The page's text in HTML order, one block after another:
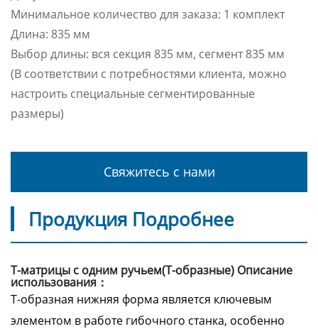
Минимальное количество для заказа: 1 комплект
Длина: 835 мм
Выбор длины: вся секция 835 мм, сегмент 835 мм
(В соответствии с потребностями клиента, можно
настроить специальные сегментированные
размеры)
Свяжитесь с нами
Продукция Подробнее
Т-матрицы с одним ручьем(Т-образные) Описание
использования：
Т-образная нижняя форма является ключевым
элементом в работе гибочного станка, особенно